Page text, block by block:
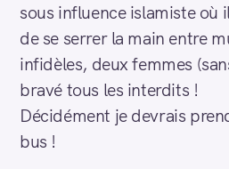
sous influence islamiste où
de se serrer la main entre
infidèles, deux femmes
bravé tous les interdits !
Décidément je devrais
bus !